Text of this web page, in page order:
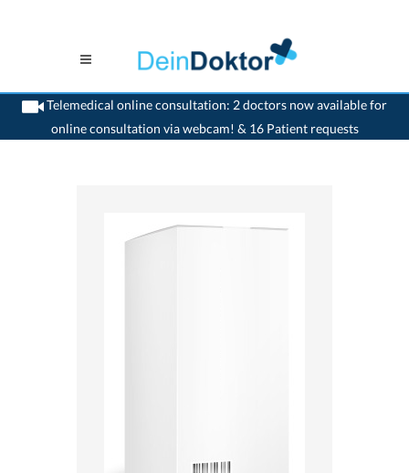
Telemedical online consultation: 2 doctors now available for
online consultation via webcam! & 16 Patient requests
>Home>medikamente-online>Amoxicillin Helvepharm (1000 mg) Helvepharm